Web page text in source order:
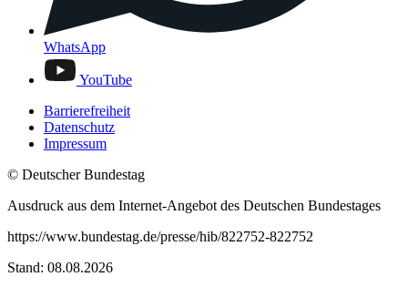
WhatsApp
YouTube
Barrierefreiheit
Datenschutz
Impressum
© Deutscher Bundestag
Ausdruck aus dem Internet-Angebot des Deutschen Bundestages
https://www.bundestag.de/presse/hib/822752-822752
Stand: 08.08.2026